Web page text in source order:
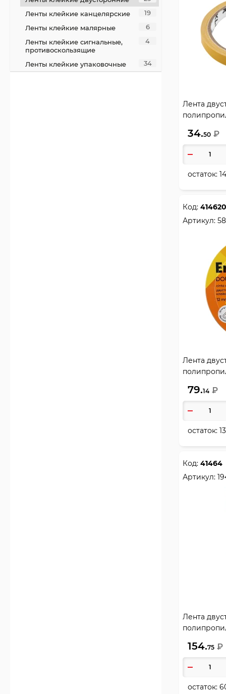
Лента
34.50 ₽
остаток:
Код: 414620
Артикул:
Лента
79.14 ₽
остаток:
Код: 41464
Артикул:
Лента
154.75 ₽
остаток:
Ленты клейкие канцелярские
19
Ленты клейкие малярные
6
Ленты клейкие сигнальные,
противоскользящие
4
Ленты клейкие упаковочные 34